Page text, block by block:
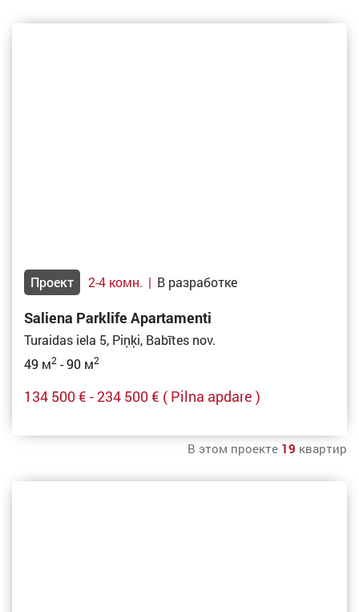
Проект 2-4 комн. | В разработке
Saliena Parklife Apartamenti
Turaidas iela 5, Piņķi, Babītes nov.
49 м2 - 90 м2
134 500 € - 234 500 € ( Pilna apdare )
В этом проекте 19 квартир